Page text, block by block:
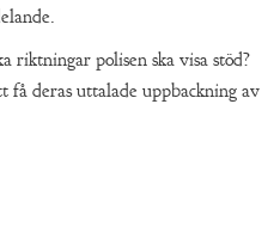
riktningar polisen ska visa stöd?
få deras uttalade uppbackning av